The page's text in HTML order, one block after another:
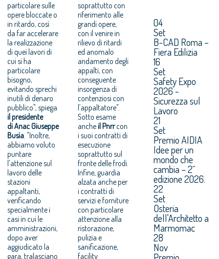
particolare sulle
opere bloccate o
in ritardo, così
da far accelerare
la realizzazione
di quei lavori di
cui si ha
particolare
bisogno,
evitando sprechi
inutili di denaro
pubblico", spiega
il presidente
di Anac Giuseppe
Busìa . "Inoltre,
abbiamo voluto
puntare
l'attenzione sul
lavoro delle
stazioni
appaltanti,
verificando
specialmente i
casi in cui le
amministrazioni,
dopo aver
aggiudicato la
gara, tralasciano
soprattutto con
riferimento alle
grandi opere,
con il venire in
rilievo di ritardi
ed anomalo
andamento degli
appalti, con
conseguente
insorgenza di
contenziosi con
l'appaltatore".
Sotto esame
ancheil Pnrrcon
i suoi contratti di
esecuzione
soprattutto sul
fronte delle frodi.
Infine, guardia
alzata anche per
i contratti di
servizi e forniture
con particolare
attenzione alla
ristorazione,
pulizia e
sanificazione,
facility
04
Set
B-CAD Roma –
Fiera Edilizia
16
Set
Safety Expo
2026 -
Sicurezza sul
Lavoro
21
Set
Premio AIDIA
Idee per un
mondo che
cambia – 2^
edizione 2026.
22
Set
Osteria
dell'Architetto a
Marmomac
28
Nov